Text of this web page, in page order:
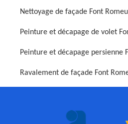
Nettoyage de façade Font
Peinture et décapage de volet
Peinture et décapage persienne
Ravalement de façade Font